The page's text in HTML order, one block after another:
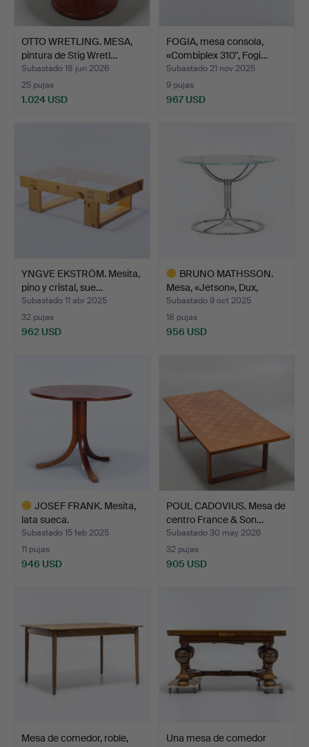
OTTO WRETLING. MESA,
pintura de Stig Wretl…
Subastado 18 jun 2026
25 pujas
1.024 USD
FOGIA, mesa consola,
«Combiplex 310", Fogi…
Subastado 21 nov 2025
9 pujas
967 USD
YNGVE EKSTRÖM. Mesita,
pino y cristal, sue…
Subastado 11 abr 2025
32 pujas
962 USD
BRUNO MATHSSON.
Mesa, «Jetson», Dux,
cromo…
Subastado 9 oct 2025
18 pujas
956 USD
JOSEF FRANK. Mesita,
lata sueca.
Subastado 15 feb 2025
11 pujas
946 USD
POUL CADOVIUS. Mesa de
centro France & Son…
Subastado 30 may 2026
32 pujas
905 USD
Mesa de comedor, roble,
Una mesa de comedor